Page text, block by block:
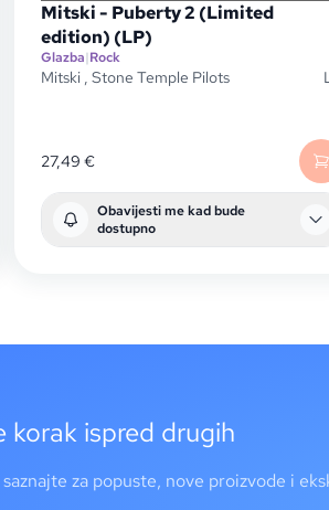
Mitski - Puberty 2 (Limited
edition) (LP)
Glazba|Rock
Mitski, Stone Temple Pilots
27,49 €
Obavijesti me kad bude
dostupno
korak ispred drugih
za popuste, nove proizvode i